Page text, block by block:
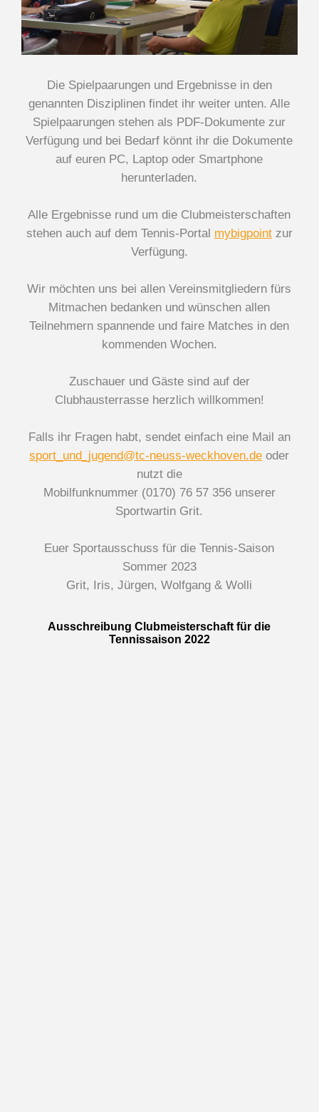
Die Spielpaarungen und Ergebnisse in den
genannten Disziplinen findet ihr weiter unten. Alle
Spielpaarungen stehen als PDF-Dokumente zur
Verfügung und bei Bedarf könnt ihr die Dokumente
auf euren PC, Laptop oder Smartphone
herunterladen.
Alle Ergebnisse rund um die Clubmeisterschaften
stehen auch auf dem Tennis-Portal mybigpointzur
Verfügung.
Wir möchten uns bei allen Vereinsmitgliedern fürs
Mitmachen bedanken und wünschen allen
Teilnehmern spannende und faire Matches in den
kommenden Wochen.
Zuschauer und Gäste sind auf der
Clubhausterrasse herzlich willkommen!
Falls ihr Fragen habt, sendet einfach eine Mail an
sport_und_jugend@tc-neuss-weckhoven.de oder
nutzt die
Mobilfunknummer (0170) 76 57 356 unserer
Sportwartin Grit.
Euer Sportausschuss für die Tennis-Saison
Sommer 2023
Grit, Iris, Jürgen, Wolfgang & Wolli
Ausschreibung Clubmeisterschaft für die
Tennissaison 2022